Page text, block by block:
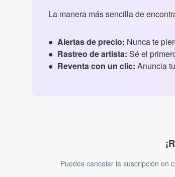
La manera más sencilla de
Alertas de precio: Nunca te
Rastreo de artista: Sé el
Reventa con un clic: Anuncia
Puedes cancelar la suscripción en